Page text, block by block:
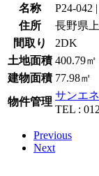
名称
P24-042
住所
長野県
間取り
2DK
土地面積 400.79㎡
建物面積 77.98㎡
物件管理
サンエ
TEL :
Previous
Next